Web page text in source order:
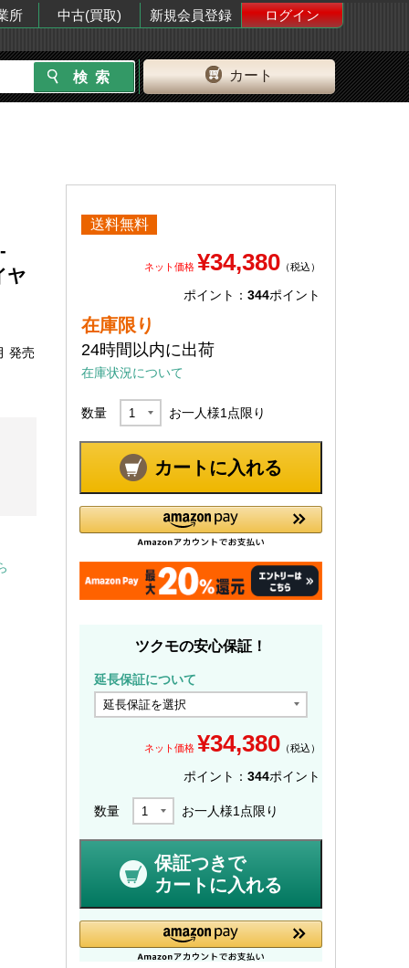
所 中古(買取) 新規会員登録 ログイン
カート
ヤ
発売
送料無料
ネット価格 ¥34,380 （税込）
ポイント： 344ポイント
在庫限り
24時間以内に出荷
在庫状況について
数量 お一人様1 点限り
カートに入れる
ツクモの安心保証！
延長保証について
ネット価格 ¥34,380 （税込）
ポイント： 344ポイント
数量 お一人様1 点限り
保証つきで
カートに入れる